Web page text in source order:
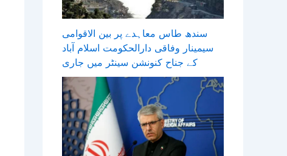
سندھ طاس معاہدے پر بین الاقوامی
سیمینار وفاقی دارالحکومت اسلام آباد
کے جناح کنونشن سینٹر میں جاری